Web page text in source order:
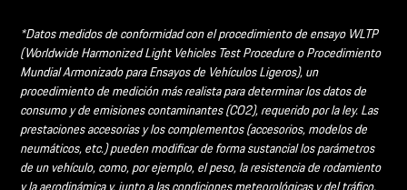
*Datos medidos de conformidad con el procedimiento de ensayo WLTP
(Worldwide Harmonized Light Vehicles Test Procedure o Procedimiento
Mundial Armonizado para Ensayos de Vehículos Ligeros), un
procedimiento de medición más realista para determinar los datos de
consumo y de emisiones contaminantes (CO2), requerido por la ley. Las
prestaciones accesorias y los complementos (accesorios, modelos de
neumáticos, etc.) pueden modificar de forma sustancial los parámetros
de un vehículo, como, por ejemplo, el peso, la resistencia de rodamiento